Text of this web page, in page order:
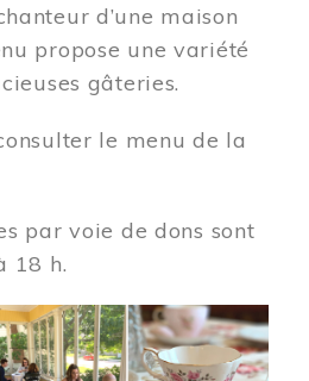
d’une maison
propose une variété
gâteries.
le menu de la
par voie de dons sont
18 h.